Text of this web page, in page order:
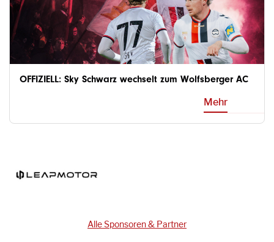
OFFIZIELL: Sky Schwarz wechselt zum Wolfsberger AC
Mehr
Alle Sponsoren & Partner